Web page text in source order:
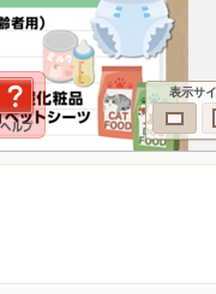
表示サ